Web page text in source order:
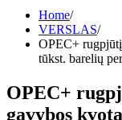
Home
VERSLAS
OPEC+
tūkst. barelių
OPEC+
gavybos